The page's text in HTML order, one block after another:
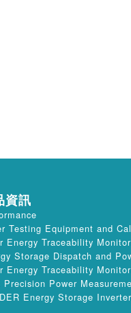
資訊
Testing Equipment and
Energy Traceability
Storage Dispatch and
Energy Traceability
Precision Power
Energy Storage